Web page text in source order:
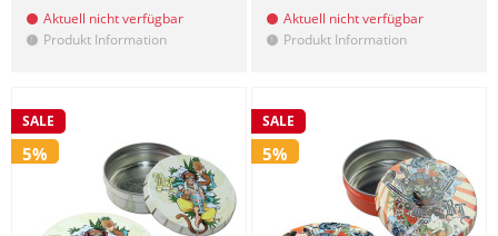
Aktuell nicht verfügbar
! Produkt Information
Aktuell nicht verfügbar
! Produkt Information
SALE
5%
SALE
5%